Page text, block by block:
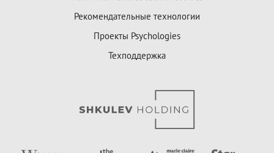
Рекомендательные технологии
Проекты Psychologies
Техподдержка